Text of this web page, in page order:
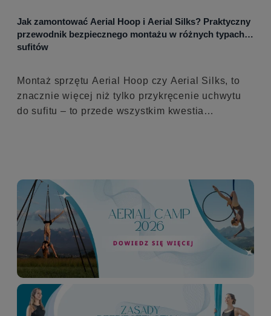
Jak zamontować Aerial Hoop i Aerial Silks? Praktyczny
przewodnik bezpiecznego montażu w różnych typach
sufitów
Montaż sprzętu Aerial Hoop czy Aerial Silks, to
znacznie więcej niż tylko przykręcenie uchwytu
do sufitu – to przede wszystkim kwestia
stanowić poważne zagrożenie podczas Waszych
treningów. Właśnie dlatego warto dokładnie
poznać najlepsze sposoby mocowania oraz
upewnić się, że wszystkie elementy spełniają
odpowiednie normy wytrzymałości. W tym
artykule chcemy pokazać Wam podstawowe
zasady bezpieczeństwa, typy sufitów, rodzaje
montażu i przedstawić spektrum wszystkich
naszych uchwytów sufitowych, które posiadamy w